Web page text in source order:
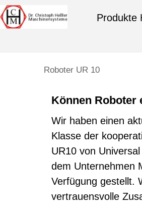
Produkte
Roboter UR 10
Können Roboter
Wir haben einen
Klasse der
UR10 von
dem Unternehmen
Verfügung gestellt.
vertrauensvolle